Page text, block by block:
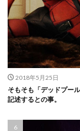
2018年5月25日
そもそも「デッドプー
記述するとの事。